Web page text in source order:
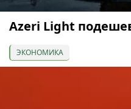
Azeri Light
ЭКОНОМИКА